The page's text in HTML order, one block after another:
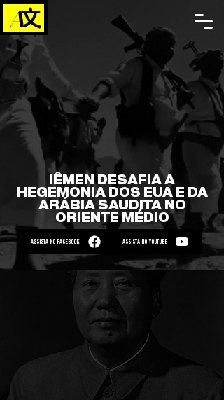
IÊMEN DESAFIA A
HEGEMONIA DOS EUA E DA
ARÁBIA SAUDITA NO
ORIENTE MÉDIO
ASSISTA NO FACEBOOK ASSISTA NO YOUTUBE